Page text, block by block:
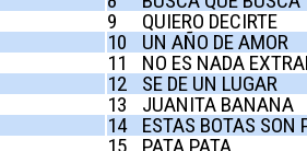
9
QUIERO DECIRTE
10
UN AÑO DE AMOR
11
NO ES NADA
12
SE DE UN LUGAR
13
JUANITA BANANA
14
ESTAS BOTAS SON